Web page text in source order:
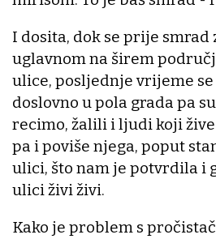
I dosita, dok se prije
uglavnom na širem
ulice, posljednje vrijeme
doslovno u pola grada pa
recimo, žalili i ljudi koji
pa i poviše njega, poput
ulici, što nam je potvrdila i
ulici živi živi.
Kako je problem s